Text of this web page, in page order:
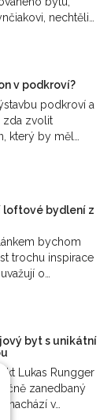
nechtěli…
v podkroví?
podkroví a
zda zvolit
který by měl…
loftové bydlení z
bychom
trochu inspirace
o…
byt s unikátní
Lukas Rungger
zanedbaný
nachází v…